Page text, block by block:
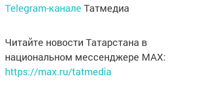
Telegram-канале Татмедиа
Читайте новости Татарстана в
национальном мессенджере MАХ:
https://max.ru/tatmedia